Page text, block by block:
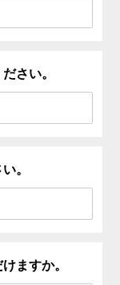
さい。
。
ますか。